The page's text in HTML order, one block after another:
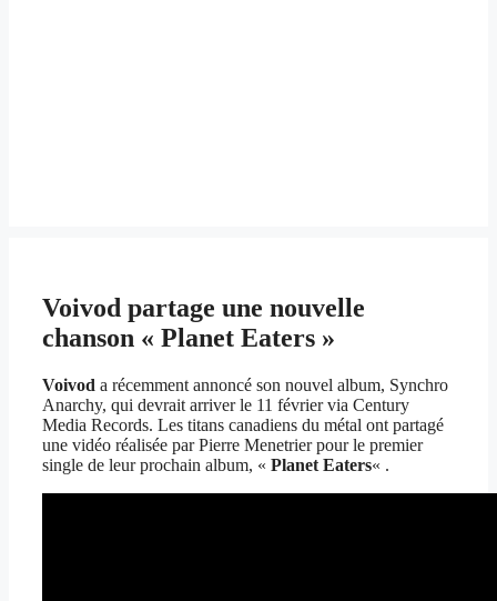
Voivod partage une nouvelle
chanson « Planet Eaters »
Voivod a récemment annoncé son nouvel album, Synchro
Anarchy, qui devrait arriver le 11 février via Century
Media Records. Les titans canadiens du métal ont partagé
une vidéo réalisée par Pierre Menetrier pour le premier
single de leur prochain album, « Planet Eaters« .